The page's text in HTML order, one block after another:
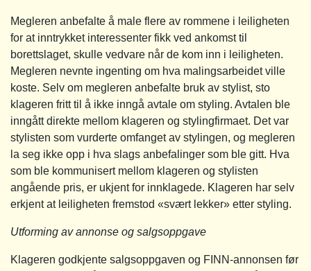
Megleren anbefalte å male flere av rommene i leiligheten
for at inntrykket interessenter fikk ved ankomst til
borettslaget, skulle vedvare når de kom inn i leiligheten.
Megleren nevnte ingenting om hva malingsarbeidet ville
koste. Selv om megleren anbefalte bruk av stylist, sto
klageren fritt til å ikke inngå avtale om styling. Avtalen ble
inngått direkte mellom klageren og stylingfirmaet. Det var
stylisten som vurderte omfanget av stylingen, og megleren
la seg ikke opp i hva slags anbefalinger som ble gitt. Hva
som ble kommunisert mellom klageren og stylisten
angående pris, er ukjent for innklagede. Klageren har selv
erkjent at leiligheten fremstod «svært lekker» etter styling.
Utforming av annonse og salgsoppgave
Klageren godkjente salgsoppgaven og FINN-annonsen før